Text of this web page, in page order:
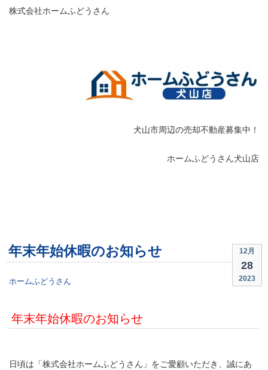
株式会社ホームふどうさん
犬山市周辺の売却不動産募集中！
ホームふどうさん犬山店
12月
28
2023
年末年始休暇のお知らせ
ホームふどうさん
年末年始休暇のお知らせ
日頃は「株式会社ホームふどうさん」をご愛顧いただき、誠にあ